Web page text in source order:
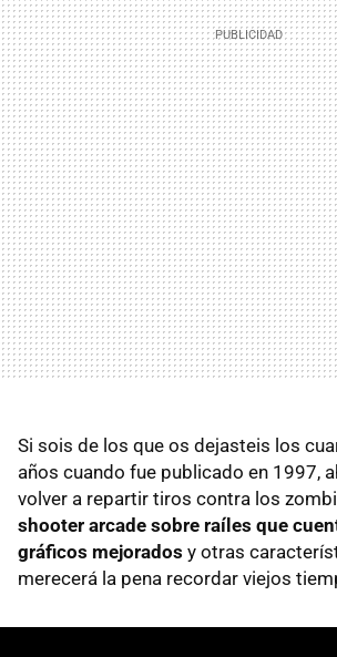
Si sois de los que os dejasteis los
años cuando fue publicado en 1997,
volver a repartir tiros contra los
shooter arcade sobre raíles que
gráficos mejorados y otras
merecerá la pena recordar viejos